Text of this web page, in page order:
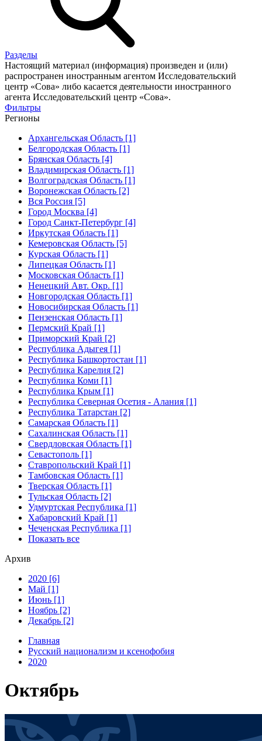
Разделы
Настоящий материал (информация) произведен и (или)
распространен иностранным агентом Исследовательский
центр «Сова» либо касается деятельности иностранного
агента Исследовательский центр «Сова».
Фильтры
Регионы
Архангельская Область [1]
Белгородская Область [1]
Брянская Область [4]
Владимирская Область [1]
Волгоградская Область [1]
Воронежская Область [2]
Вся Россия [5]
Город Москва [4]
Город Санкт-Петербург [4]
Иркутская Область [1]
Кемеровская Область [5]
Курская Область [1]
Липецкая Область [1]
Московская Область [1]
Ненецкий Авт. Окр. [1]
Новгородская Область [1]
Новосибирская Область [1]
Пензенская Область [1]
Пермский Край [1]
Приморский Край [2]
Республика Адыгея [1]
Республика Башкортостан [1]
Республика Карелия [2]
Республика Коми [1]
Республика Крым [1]
Республика Северная Осетия - Алания [1]
Республика Татарстан [2]
Самарская Область [1]
Сахалинская Область [1]
Свердловская Область [1]
Севастополь [1]
Ставропольский Край [1]
Тамбовская Область [1]
Тверская Область [1]
Тульская Область [2]
Удмуртская Республика [1]
Хабаровский Край [1]
Чеченская Республика [1]
Показать все
Архив
2020 [6]
Май [1]
Июнь [1]
Ноябрь [2]
Декабрь [2]
Главная
Русский национализм и ксенофобия
2020
Октябрь